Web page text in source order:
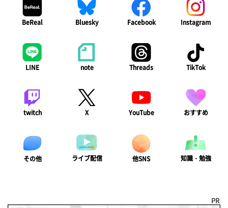
BeReal Bluesky Facebook Instagram
LINE note Threads TikTok
twitch X YouTube おすすめ
その他 ライブ配信 他SNS 知識・勉強
PR